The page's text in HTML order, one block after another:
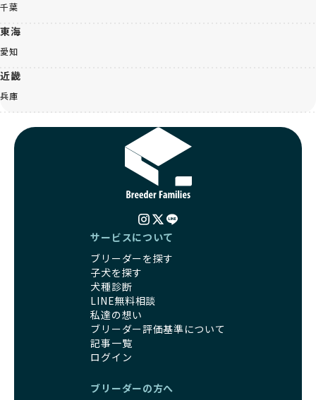
千葉
東海
愛知
近畿
兵庫
サービスについて
ブリーダーを探す
子犬を探す
犬種診断
LINE無料相談
私達の想い
ブリーダー評価基準について
記事一覧
ログイン
ブリーダーの方へ